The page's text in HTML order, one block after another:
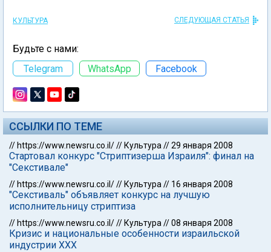
КУЛЬТУРА СЛЕДУЮЩАЯ СТАТЬЯ
Будьте с нами:
Telegram
WhatsApp Facebook
ССЫЛКИ ПО ТЕМЕ
// https://www.newsru.co.il/// Культура//29 января 2008
Стартовал конкурс "Стриптизерша Израиля": финал на
"Секстивале"
// https://www.newsru.co.il/// Культура// 16 января 2008
"Секстиваль" объявляет конкурс на лучшую
исполнительницу стриптиза
// https://www.newsru.co.il/// Культура//08 января 2008
Кризис и национальные особенности израильской
индустрии XXX